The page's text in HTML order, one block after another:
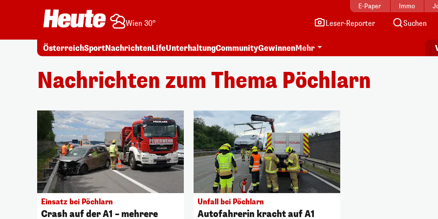
E-Paper Immo
Wien 30° Leser-Reporter Suchen
ÖsterreichSportNachrichtenLifeUnterhaltungCommunityGewinnenMehr
Nachrichten zum Thema Pöchlarn
Einsatz bei Pöchlarn
Crash auf der A1 – mehrere
Unfall bei Pöchlarn
Autofahrerin kracht auf A1